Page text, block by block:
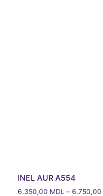
INEL AUR A554
6.350,00 MDL – 6.750,00